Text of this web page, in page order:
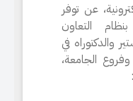
عن توفر
التعاون
والدكتوراه في
الجامعة،